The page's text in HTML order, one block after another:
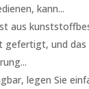
kann...
aus
gefertigt, und das
legen Sie